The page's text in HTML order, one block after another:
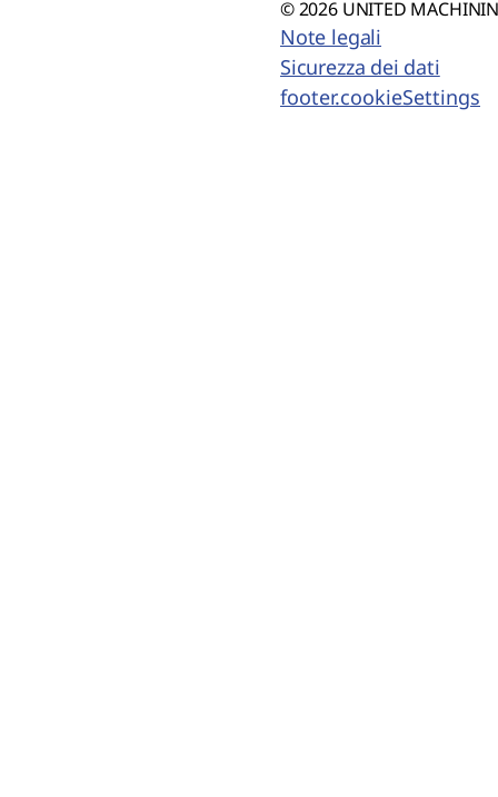
© 2026 UNITED
Note legali
Sicurezza dei dati
footer.cookieSettings